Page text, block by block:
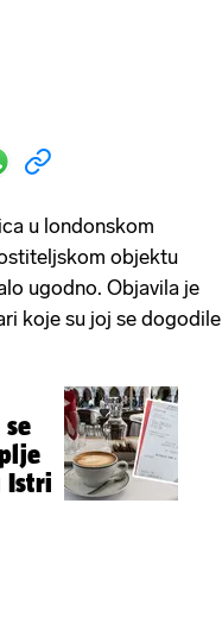
u londonskom
objektu
ugodno. Objavila je
koje su joj se dogodile
Istri